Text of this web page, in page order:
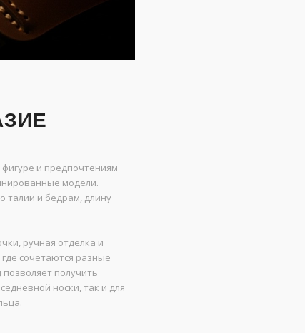
и предпочтениям
модели.
талии и бедрам, длину
ручная отделка и
сочетаются разные
получить
носки, так и для